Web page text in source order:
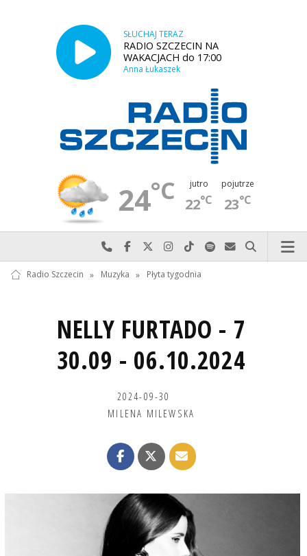
SŁUCHAJ TERAZ
RADIO SZCZECIN NA
WAKACJACH do 17:00
Anna Łukaszek
24°C jutro
22°C
pojutrze
23°C
Najlepiej po prostu do nas zadzwoń
Odwiedź nas na Facebook-u
Odwiedź nas na X
Odwiedź nas na Instagram-ie
Odwiedź nas na TikTok-u
Szukaj nas na Spotify
Wyślij do nas
Szukaj
Radio Szczecin » Muzyka » Płyta tygodnia
NELLY FURTADO - 7
30.09 - 06.10.2024
2024-09-30
MILENA MILEWSKA